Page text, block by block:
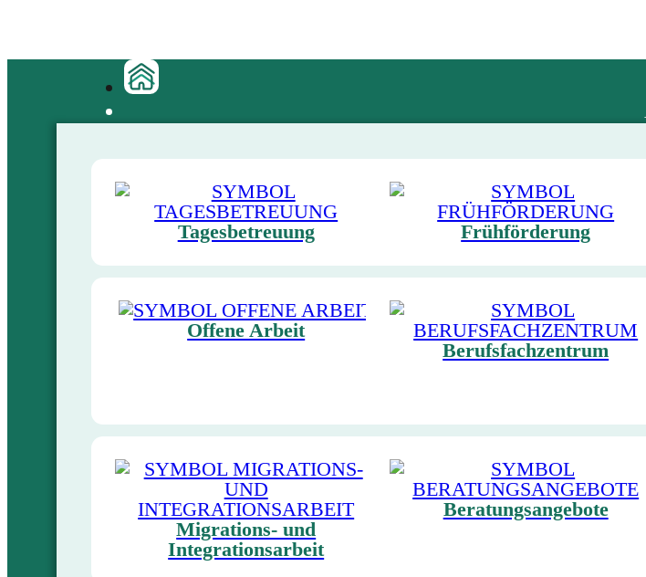
Tagesbetreuung Frühförderung
Offene Arbeit
Berufsfachzentrum
Migrations- und
Integrationsarbeit
Beratungsangebote